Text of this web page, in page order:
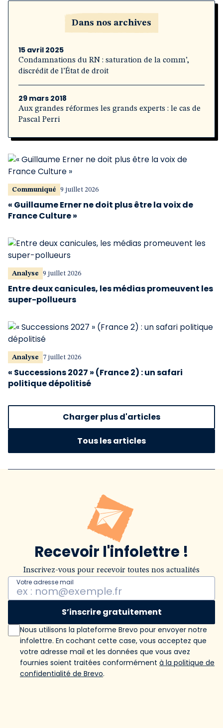
Dans nos archives
15 avril 2025
Condamnations du RN : saturation de la comm’,
discrédit de l’État de droit
29 mars 2018
Aux grandes réformes les grands experts : le cas de
Pascal Perri
Communiqué 9 juillet 2026
« Guillaume Erner ne doit plus être la voix de
France Culture »
Analyse 9 juillet 2026
Entre deux canicules, les médias promeuvent les
super-pollueurs
Analyse 7 juillet 2026
« Successions 2027 » (France 2) : un safari
politique dépolitisé
Charger plus d'articles
Tous les articles
Recevoir l'infolettre !
Inscrivez-vous pour recevoir toutes nos actualités
Votre adresse mail
S’inscrire gratuitement
Nous utilisons la plateforme Brevo pour envoyer notre
infolettre. En cochant cette case, vous acceptez que
votre adresse mail et les données que vous avez
fournies soient traitées conformément à la politique de
confidentialité de Brevo.